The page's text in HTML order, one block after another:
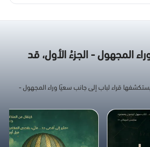
المجهول - الجزءُ الأول، قد
قراء لباب إلى جانب سعيًا وراء المجهول -